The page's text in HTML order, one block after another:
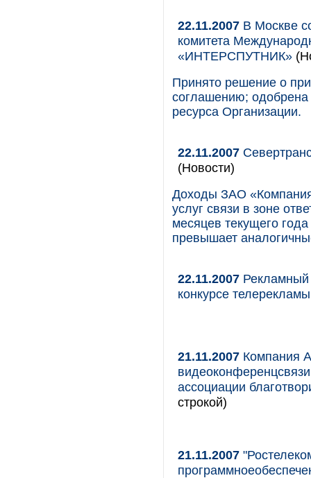
22.11.2007 В Москве
комитета
«ИНТЕРСПУТНИК»
Принято решение о
соглашению; одобрена
ресурса Организации.
22.11.2007
(Новости)
Доходы ЗАО
услуг связи в зоне
месяцев текущего
превышает
22.11.2007 Рекламный
конкурсе
21.11.2007 Компания
ассоциации
строкой)
21.11.2007